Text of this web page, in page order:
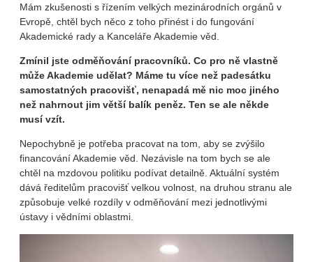
Mám zkušenosti s řízením velkých mezinárodních orgánů v
Evropě, chtěl bych něco z toho přinést i do fungování
Akademické rady a Kanceláře Akademie věd.
Zmínil jste odměňování pracovníků. Co pro ně vlastně
může Akademie udělat? Máme tu více než padesátku
samostatných pracovišť, nenapadá mě nic moc jiného
než nahrnout jim větší balík peněz. Ten se ale někde
musí vzít.
Nepochybně je potřeba pracovat na tom, aby se zvýšilo
financování Akademie věd. Nezávisle na tom bych se ale
chtěl na mzdovou politiku podívat detailně. Aktuální systém
dává ředitelům pracovišť velkou volnost, na druhou stranu ale
způsobuje velké rozdíly v odměňování mezi jednotlivými
ústavy i vědními oblastmi.